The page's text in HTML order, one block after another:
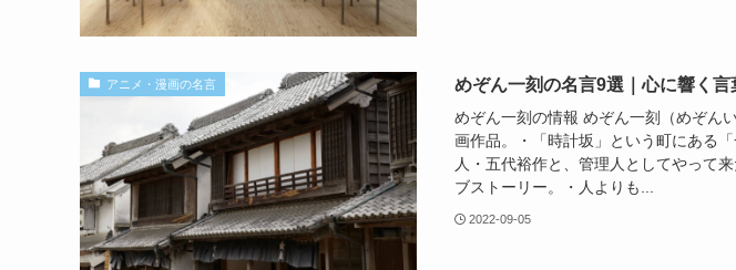
アニメ・漫画の名言 めぞん一刻の名言9選｜心に響く言
めぞん一刻の情報 めぞん一刻（めぞん
画作品。・「時計坂」という町にある
人・五代裕作と、管理人としてやって
ブストーリー。・人よりも...
2022-09-05